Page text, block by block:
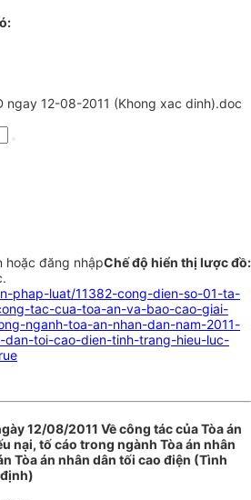
ngay 12-08-2011 (Khong xac dinh).doc
Chế độ hiển thị lược đồ:
hoặc đăng nhập
phap-luat/11382-cong-dien-so-01-ta-
tac-cua-toa-an-va-bao-cao-giai-
nganh-toa-an-nhan-dan-nam-2011-
dan-toi-cao-dien-tinh-trang-hieu-luc-
12/08/2011 Về công tác của Tòa án
nại, tố cáo trong ngành Tòa án nhân
Tòa án nhân dân tối cao điện (Tình